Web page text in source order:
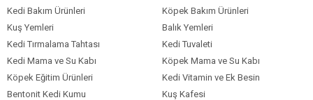
Kedi Bakım Ürünleri
Köpek Bakım Ürünleri
Kuş Yemleri
Balık Yemleri
Kedi Tırmalama Tahtası
Kedi Tuvaleti
Kedi Mama ve Su Kabı
Köpek Mama ve Su Kabı
Köpek Eğitim Ürünleri
Kedi Vitamin ve Ek Besin
Bentonit Kedi Kumu
Kuş Kafesi